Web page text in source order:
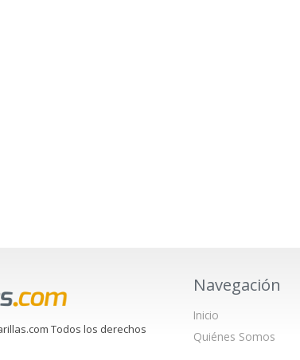
Todos los derechos
Navegación
Inicio
Quiénes Somos